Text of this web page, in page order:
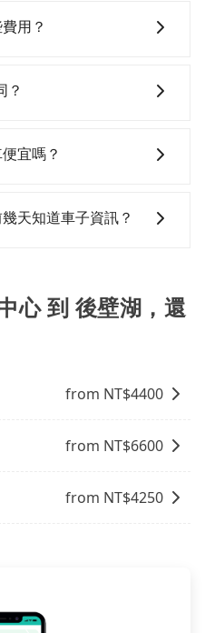
tripool並到府專車接送，
時5小時15分鐘。長距離
不是這麼趕時間的人來
的。如果你僅有兩位乘
元不等的費用。由
。當然這金額比搭計
途中預計邊開邊玩，那租
者，租車地點可能離三重
配合車行營業時間做租還
先自行加滿油，如遇到不
莫名理由而被額外收費，
果要考慮到回程，屏東縣
上，tripool都是你從三重
不同，可先確定您的預
選大眾運輸或較貴的計程
目的地可選包車或計程
輸。 便利性：需要便利性
用？
，不會再有其他額外的費
？
全台服務，不分城市與郊
宜嗎？
時還需額外加價不同，旅
天知道車子資訊？
，並於用車前一天晚上8點
果您有特殊的用車需求，
服信箱：
心 到 後壁湖，還
from NT$4400
from NT$6600
from NT$4250